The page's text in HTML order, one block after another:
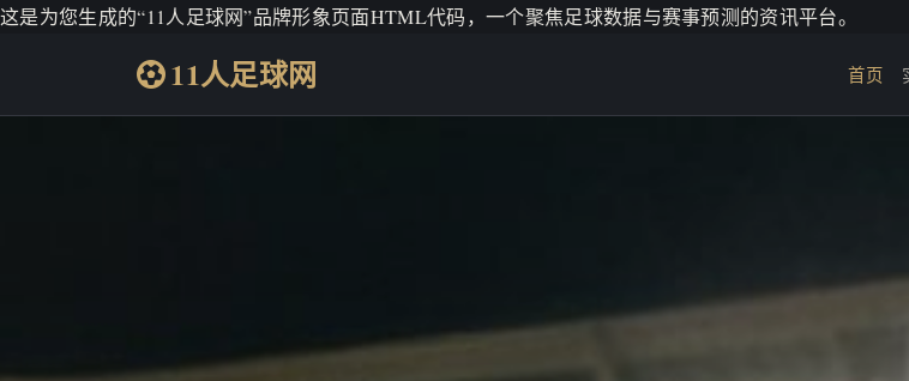
这是为您生成的“11人足球网”品牌形象页面HTML代码，一个聚焦足球数据与赛事预测的资讯平台。
11人足球网 首页